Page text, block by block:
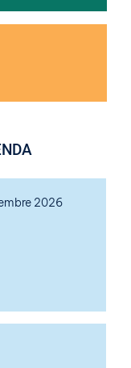
2026